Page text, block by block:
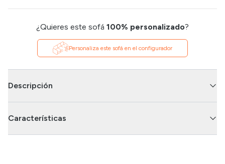
¿Quieres este sofá 100% personalizado?
Personaliza este sofá en el configurador
Descripción
Características